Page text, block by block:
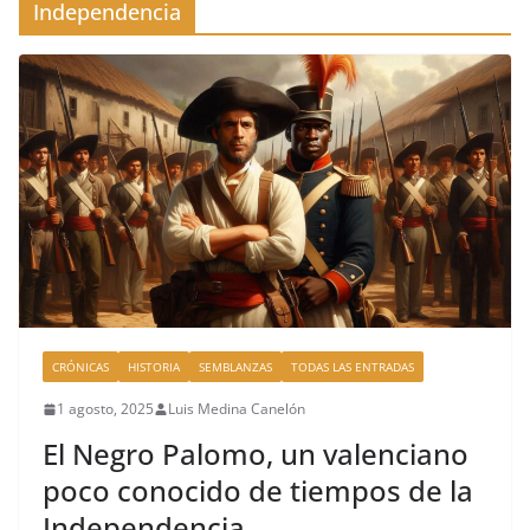
Independencia
CRÓNICAS HISTORIA SEMBLANZAS TODAS LAS ENTRADAS
1 agosto, 2025 Luis Medina Canelón
El Negro Palomo, un valenciano
poco conocido de tiempos de la